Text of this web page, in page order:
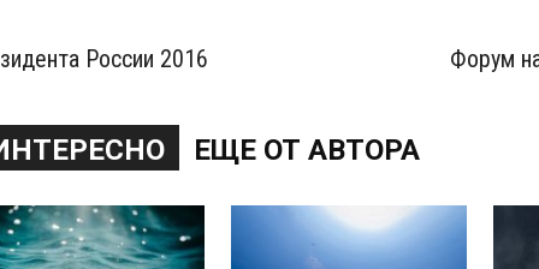
России 2016 Форум
ЕЩЕ ОТ АВТОРА